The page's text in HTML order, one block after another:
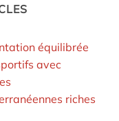
équilibrée
avec
riches